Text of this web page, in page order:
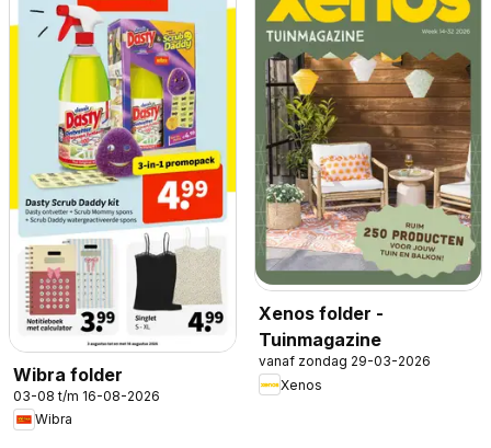
Wibra folder
03-08 t/m 16-08-2026
Wibra
Xenos folder -
Tuinmagazine
vanaf zondag 29-03-2026
Xenos